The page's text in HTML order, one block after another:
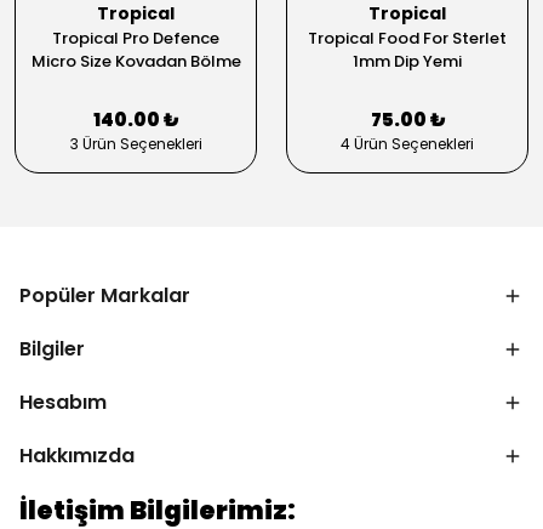
Tropical
Tropical Pro Defence
Micro Size Kovadan Bölme
140.00 ₺
3 Ürün Seçenekleri
Tropical
Tropical Food For Sterlet
1mm Dip Yemi
75.00 ₺
4 Ürün Seçenekleri
Popüler Markalar
Bilgiler
Hesabım
Hakkımızda
İletişim Bilgilerimiz: